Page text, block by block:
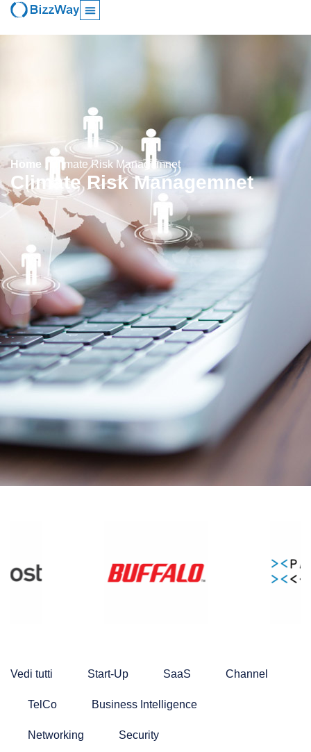
Home . Climate Risk Managemnet
Climate Risk Managemnet
Vedi tutti Start-Up SaaS Channel
TelCo Business Intelligence
Networking Security